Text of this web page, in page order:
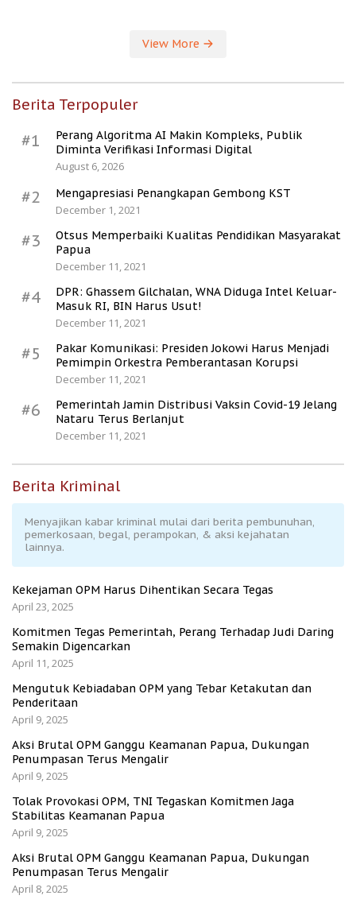
View More
Berita Terpopuler
#1
Perang Algoritma AI Makin Kompleks, Publik
Diminta Verifikasi Informasi Digital
August 6, 2026
#2
Mengapresiasi Penangkapan Gembong KST
December 1, 2021
#3
Otsus Memperbaiki Kualitas Pendidikan Masyarakat
Papua
December 11, 2021
#4
DPR: Ghassem Gilchalan, WNA Diduga Intel Keluar-
Masuk RI, BIN Harus Usut!
December 11, 2021
#5
Pakar Komunikasi: Presiden Jokowi Harus Menjadi
Pemimpin Orkestra Pemberantasan Korupsi
December 11, 2021
#6
Pemerintah Jamin Distribusi Vaksin Covid-19 Jelang
Nataru Terus Berlanjut
December 11, 2021
Berita Kriminal
Menyajikan kabar kriminal mulai dari berita pembunuhan,
pemerkosaan, begal, perampokan, & aksi kejahatan
lainnya.
Kekejaman OPM Harus Dihentikan Secara Tegas
April 23, 2025
Komitmen Tegas Pemerintah, Perang Terhadap Judi Daring
Semakin Digencarkan
April 11, 2025
Mengutuk Kebiadaban OPM yang Tebar Ketakutan dan
Penderitaan
April 9, 2025
Aksi Brutal OPM Ganggu Keamanan Papua, Dukungan
Penumpasan Terus Mengalir
April 9, 2025
Tolak Provokasi OPM, TNI Tegaskan Komitmen Jaga
Stabilitas Keamanan Papua
April 9, 2025
Aksi Brutal OPM Ganggu Keamanan Papua, Dukungan
Penumpasan Terus Mengalir
April 8, 2025